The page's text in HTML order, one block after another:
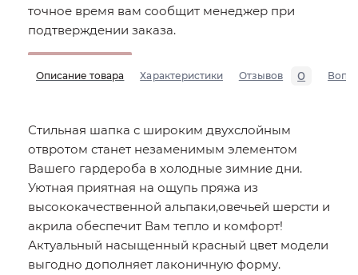
точное время вам сообщит менеджер при
подтверждении заказа.
Описание товара Характеристики Отзывов 0
Стильная шапка с широким двухслойным
отвротом станет незаменимым элементом
Вашего гардероба в холодные зимние дни.
Уютная приятная на ощупь пряжа из
высококачественной альпаки,овечьей шерсти и
акрила обеспечит Вам тепло и комфорт!
Актуальный насыщенный красный цвет модели
выгодно дополняет лаконичную форму.